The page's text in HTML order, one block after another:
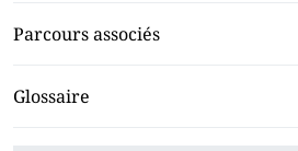
Parcours associés
Glossaire